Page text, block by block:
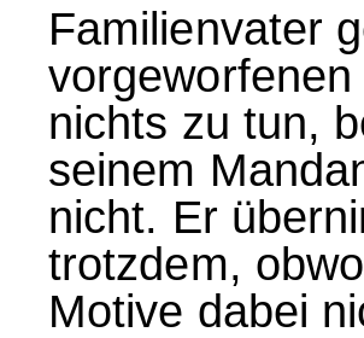
Familienvater
nichts zu tun,
seinem
nicht. Er
trotzdem,
Motive dabei